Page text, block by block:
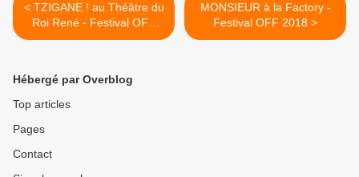
< TZIGANE ! au Théâtre du
Roi René - Festival OFF
2018
MONSIEUR à la Factory -
Festival OFF 2018 >
Hébergé par Overblog
Top articles
Pages
Contact